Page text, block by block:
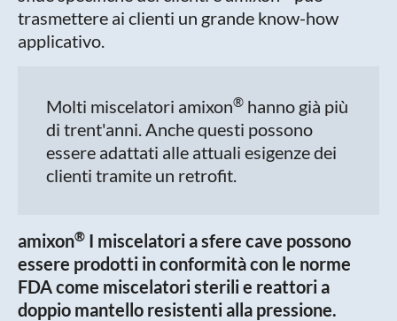
trasmettere ai clienti un grande know-how
applicativo.
Molti miscelatori amixon® hanno già più
di trent'anni. Anche questi possono
essere adattati alle attuali esigenze dei
clienti tramite un retrofit.
amixon® I miscelatori a sfere cave possono
essere prodotti in conformità con le norme
FDA come miscelatori sterili e reattori a
doppio mantello resistenti alla pressione.